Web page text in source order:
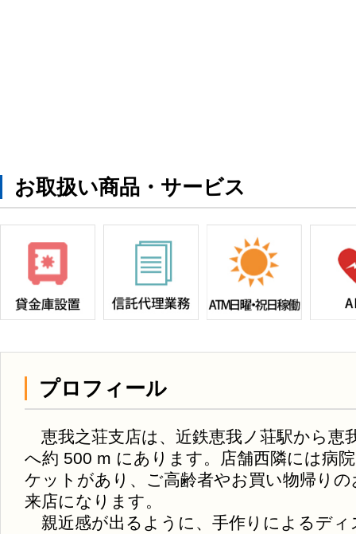
お取扱い商品・サービス
プロフィール
恵我之荘支店は、近鉄恵我ノ荘駅から恵
へ約 500 m にあります。店舗西隣には病
ケットがあり、ご高齢者やお買い物帰り
来店になります。
親近感が出るように、手作りによるディ